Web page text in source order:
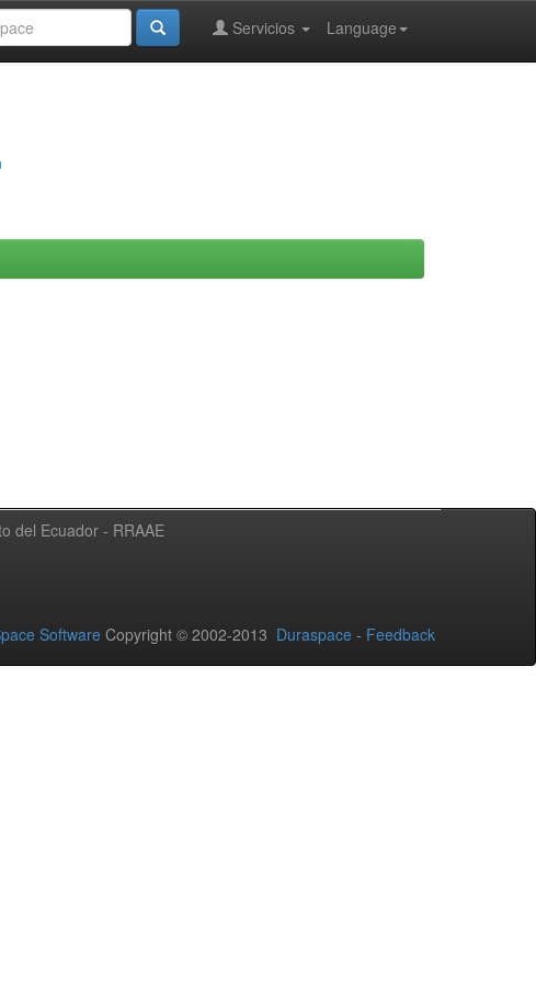
Language
Servicios
del Ecuador - RRAAE
Software Copyright © 2002-2013 Duraspace - Feedback